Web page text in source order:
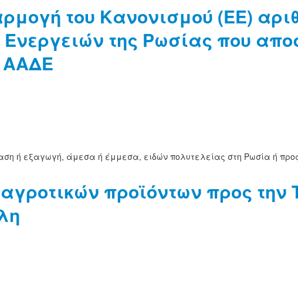
του Κανονισμού (ΕΕ)
της Ρωσίας που
ΑΑΔΕ
ή εξαγωγή, άμεσα ή έμμεσα, ειδών πολυτελείας στη Ρωσία ή
προϊόντων προς την